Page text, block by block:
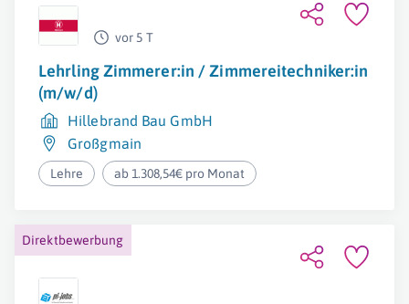
vor 5 T
Lehrling Zimmerer:in / Zimmereitechniker:in
(m/w/d)
Hillebrand Bau GmbH
Großgmain
Lehre ab 1.308,54€ pro Monat
Direktbewerbung